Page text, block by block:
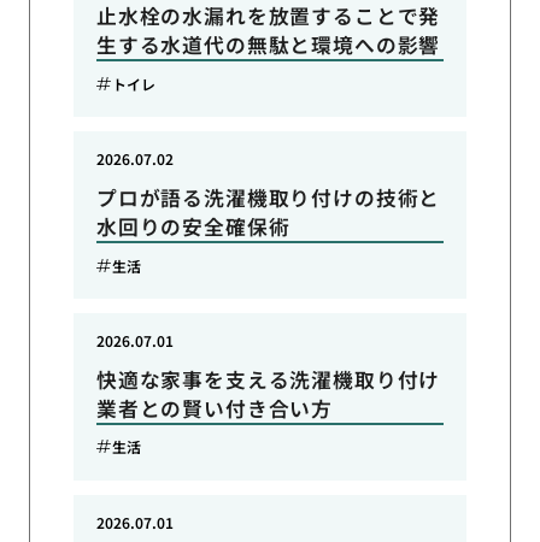
止水栓の水漏れを放置することで発
生する水道代の無駄と環境への影響
トイレ
プロが語る洗濯機取り付けの技術と
水回りの安全確保術
2026.07.02
生活
快適な家事を支える洗濯機取り付け
業者との賢い付き合い方
2026.07.01
生活
2026.07.01